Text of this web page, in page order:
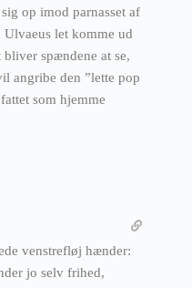
op imod parnasset af
let komme ud
spændene at se,
angribe den ”lette pop
som hjemme
venstrefløj hænder:
jo selv frihed,